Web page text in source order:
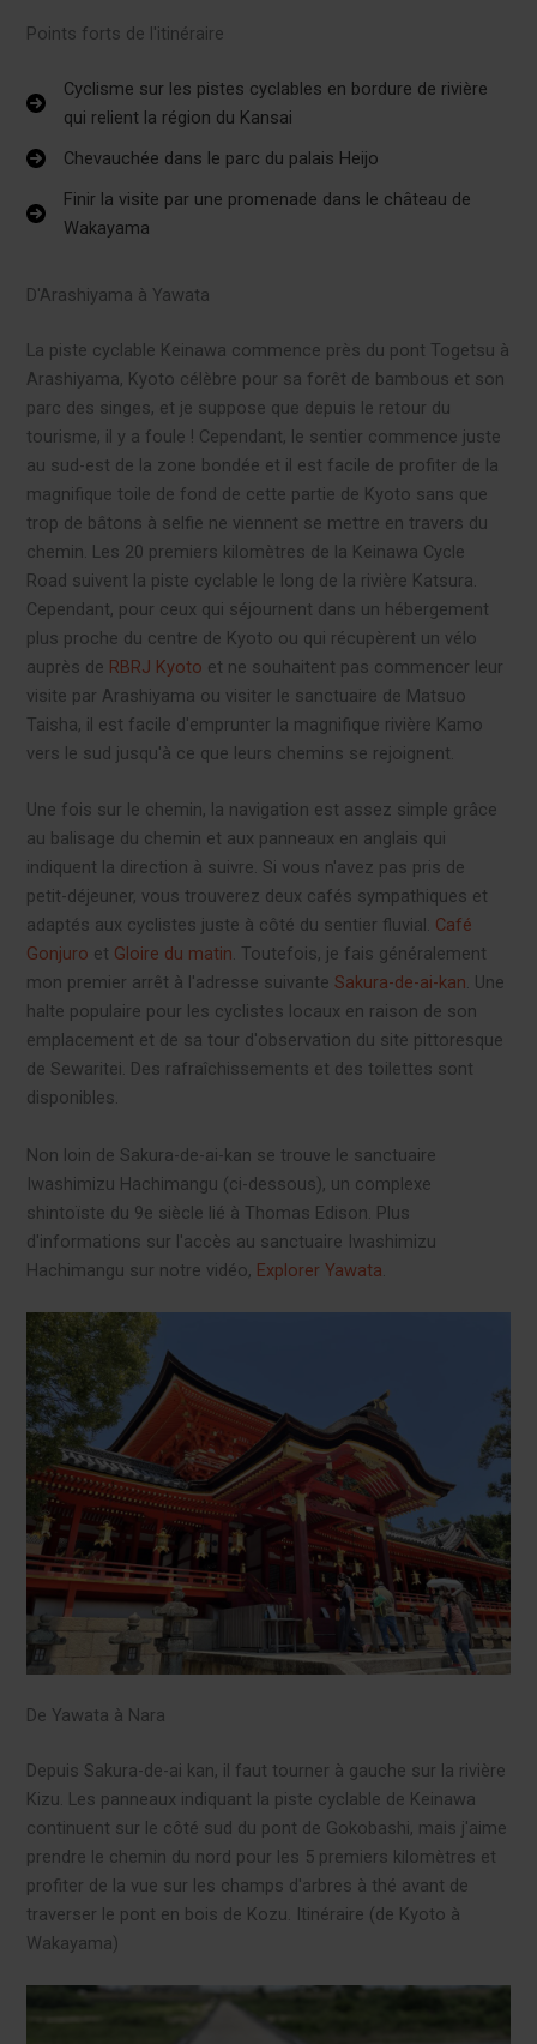
Points forts de l'itinéraire
Cyclisme sur les pistes cyclables en bordure de rivière
qui relient la région du Kansai
Chevauchée dans le parc du palais Heijo
Finir la visite par une promenade dans le château de
Wakayama
D'Arashiyama à Yawata
La piste cyclable Keinawa commence près du pont Togetsu à
Arashiyama, Kyoto célèbre pour sa forêt de bambous et son
parc des singes, et je suppose que depuis le retour du
tourisme, il y a foule ! Cependant, le sentier commence juste
au sud-est de la zone bondée et il est facile de profiter de la
magnifique toile de fond de cette partie de Kyoto sans que
trop de bâtons à selfie ne viennent se mettre en travers du
chemin. Les 20 premiers kilomètres de la Keinawa Cycle
Road suivent la piste cyclable le long de la rivière Katsura.
Cependant, pour ceux qui séjournent dans un hébergement
plus proche du centre de Kyoto ou qui récupèrent un vélo
auprès de RBRJ Kyoto et ne souhaitent pas commencer leur
visite par Arashiyama ou visiter le sanctuaire de Matsuo
Taisha, il est facile d'emprunter la magnifique rivière Kamo
vers le sud jusqu'à ce que leurs chemins se rejoignent.
Une fois sur le chemin, la navigation est assez simple grâce
au balisage du chemin et aux panneaux en anglais qui
indiquent la direction à suivre. Si vous n'avez pas pris de
petit-déjeuner, vous trouverez deux cafés sympathiques et
adaptés aux cyclistes juste à côté du sentier fluvial. Café
Gonjuro et Gloire du matin. Toutefois, je fais généralement
mon premier arrêt à l'adresse suivanteSakura-de-ai-kan. Une
halte populaire pour les cyclistes locaux en raison de son
emplacement et de sa tour d'observation du site pittoresque
de Sewaritei. Des rafraîchissements et des toilettes sont
disponibles.
Non loin de Sakura-de-ai-kan se trouve le sanctuaire
Iwashimizu Hachimangu (ci-dessous), un complexe
shintoïste du 9e siècle lié à Thomas Edison. Plus
d'informations sur l'accès au sanctuaire Iwashimizu
Hachimangu sur notre vidéo, Explorer Yawata
De Yawata à Nara
Depuis Sakura-de-ai kan, il faut tourner à gauche sur la rivière
Kizu. Les panneaux indiquant la piste cyclable de Keinawa
continuent sur le côté sud du pont de Gokobashi, mais j'aime
prendre le chemin du nord pour les 5 premiers kilomètres et
profiter de la vue sur les champs d'arbres à thé avant de
traverser le pont en bois de Kozu. Itinéraire (de Kyoto à
Wakayama)